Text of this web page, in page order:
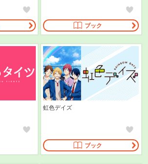
ブック
虹色デイズ
ブック